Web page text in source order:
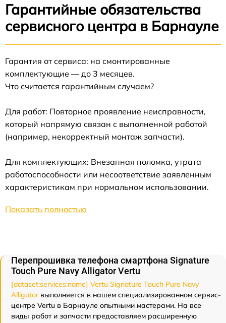
Гарантийные обязательства
сервисного центра в Барнауле
Гарантия от сервиса: на смонтированные
комплектующие — до 3 месяцев.
Что считается гарантийным случаем?
Для работ: Повторное проявление неисправности,
который напрямую связан с выполненной работой
(например, некорректный монтаж запчасти).
Для комплектующих: Внезапная поломка, утрата
работоспособности или несоответствие заявленным
характеристикам при нормальном использовании.
Показать полностью
Перепрошивка телефона смартфона Signature
Touch Pure Navy Alligator Vertu
[dataset:services:name] Vertu Signature Touch Pure Navy
Alligatorвыполняется в нашем специализированном сервис-
центре Vertu в Барнауле опытными мастерами. На все
виды работ и запчасти предоставляем расширенную